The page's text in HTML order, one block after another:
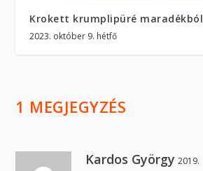
Krokett krumplipüré maradékból
2023. október 9. hétfő
1 MEGJEGYZÉS
Kardos György 2019.